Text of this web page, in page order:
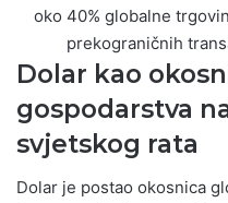
oko 40% globalne
prekograničnih
Dolar kao
gospodarstva
svjetskog rata
Dolar je postao okosnica